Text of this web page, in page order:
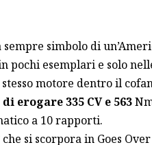
sempre simbolo di
pochi esemplari e solo
motore dentro il
erogare 335 CV e 563
a 10 rapporti.
che si scorpora in Goes